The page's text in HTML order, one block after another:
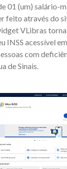
01 (um) salário-
feito através do
VLibras
INSS acessível
com
de Sinais.